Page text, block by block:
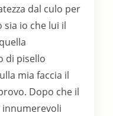
dal culo per
io che lui il
di pisello
mia faccia il
Dopo che il